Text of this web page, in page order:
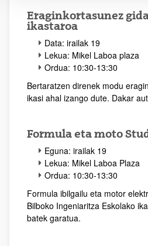
Eraginkortasunez
ikastaroa
Data: irailak 19
Lekua: Mikel Laboa plaza
Ordua: 10:30-13:30
Bertaratzen direnek modu
ikasi ahal izango dute. Dakar
Formula eta moto
Eguna: irailak 19
Lekua: Mikel Laboa Plaza
Ordua: 10:30-13:30
Formula ibilgailu eta motor
Bilboko Ingeniaritza Eskolako
batek garatua.